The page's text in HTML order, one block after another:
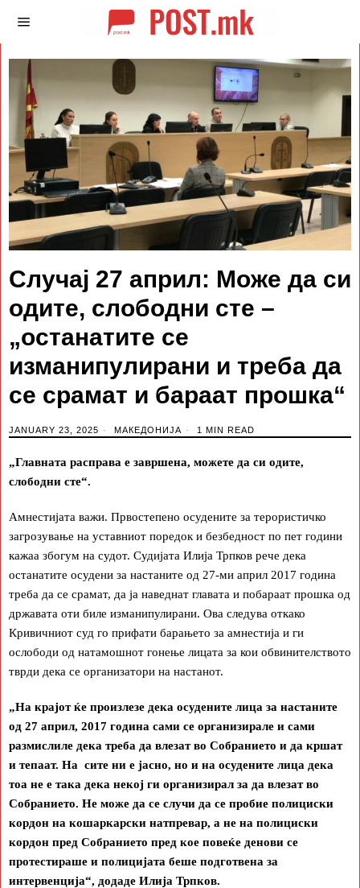
Случај 27 април: Може да си
одите, слободни сте –
„останатите се
изманипулирани и треба да
се срамат и бараат прошка“
JANUARY 23, 2025 МАКЕДОНИЈА 1 MIN READ
„Главната расправа е завршена, можете да си одите,
слободни сте“.
Амнестијата важи. Првостепено осудените за терористичко
загрозување на уставниот поредок и безбедност по пет години
кажаа збогум на судот. Судијата Илија Трпков рече дека
останатите осудени за настаните од 27-ми април 2017 година
треба да се срамат, да ја наведнат главата и побараат прошка од
државата оти биле изманипулирани. Ова следува откако
Кривичниот суд го прифати барањето за амнестија и ги
ослободи од натамошнот гонење лицата за кои обвинителството
тврди дека се организатори на настанот.
„На крајот ќе произлезе дека осудените лица за настаните
од 27 април, 2017 година сами се организирале и сами
размислиле дека треба да влезат во Собранието и да кршат
и тепаат. На сите ни е јасно, но и на осудените лица дека
тоа не е така дека некој ги организирал за да влезат во
Собранието. Не може да се случи да се пробие полициски
кордон на кошаркарски натпревар, а не на полициски
кордон пред Собранието пред кое повеќе денови се
протестираше и полицијата беше подготвена за
интервенција“, додаде Илија Трпков.